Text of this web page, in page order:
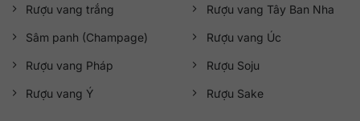
Rượu vang trắng
Sâm panh (Champage)
Rượu vang Pháp
Rượu vang Ý
Rượu vang Tây Ban Nha
Rượu vang Úc
Rượu Soju
Rượu Sake